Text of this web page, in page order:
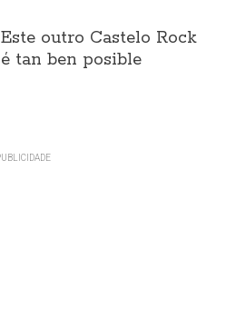
Este outro Castelo Rock
é tan ben posible